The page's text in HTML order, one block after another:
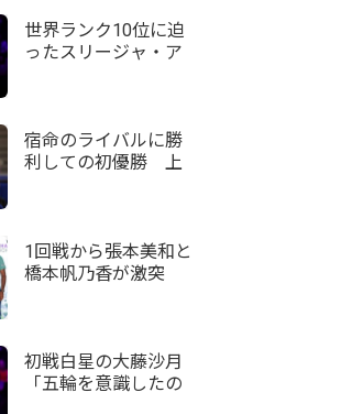
世界ランク10位に迫
ったスリージャ・ア
WTTチャンピオンズ
横浜2026＞
宿命のライバルに勝
利しての初優勝 上
権2026/男子シングル
ス＞
1回戦から張本美和と
橋本帆乃香が激突
ンピオンズ横浜2026
＞
初戦白星の大藤沙月
「五輪を意識したの